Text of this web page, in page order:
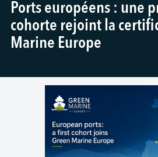
CERTIFICATION
MEMBRES
GREEN SHIPPING
S'INFORMER
Ports européens : une
cohorte rejoint la
Marine Europe